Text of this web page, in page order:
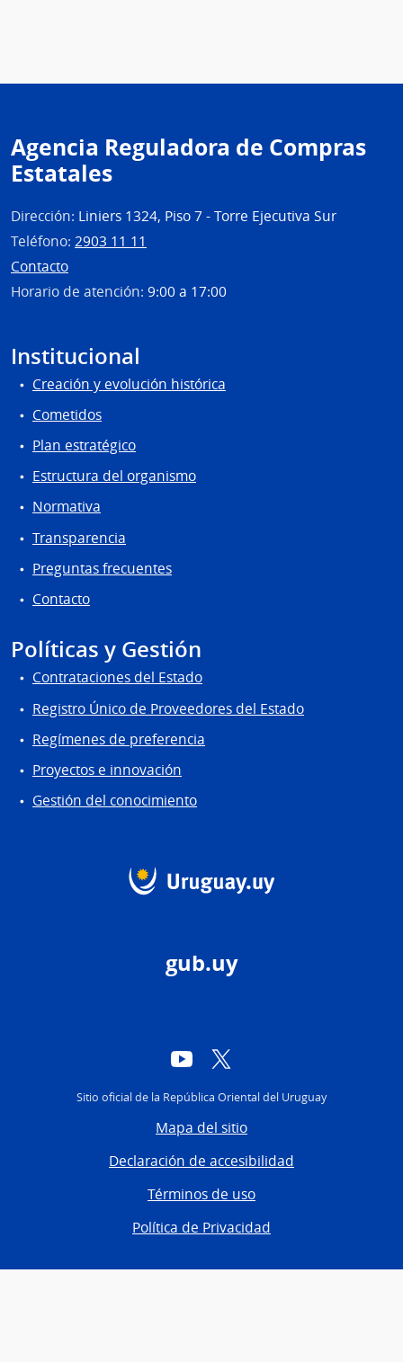
Agencia Reguladora de Compras
Estatales
Dirección: Liniers 1324, Piso 7 - Torre Ejecutiva Sur
Teléfono: 2903 11 11
Contacto
Horario de atención: 9:00 a 17:00
Institucional
Creación y evolución histórica
Cometidos
Plan estratégico
Estructura del organismo
Normativa
Transparencia
Preguntas frecuentes
Contacto
Políticas y Gestión
Contrataciones del Estado
Registro Único de Proveedores del Estado
Regímenes de preferencia
Proyectos e innovación
Gestión del conocimiento
gub.uy
YouTube
Sitio oficial de la República Oriental del Uruguay
Mapa del sitio
Declaración de accesibilidad
Términos de uso
Política de Privacidad